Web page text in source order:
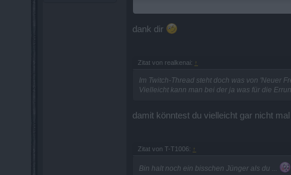
Barrettbarrage:
Ich habe es mal aufgenommen und
Mit freundlichen Grüßen,
dank dir
Zitat von realkenai: ↑
Im Twitch-Thread steht doch was von 'Neuer
Vielleicht kann man bei der ja was für die
damit könntest du vielleicht gar nicht
Zitat von T-T1006: ↑
Bin halt noch ein bisschen Jünger als du ...